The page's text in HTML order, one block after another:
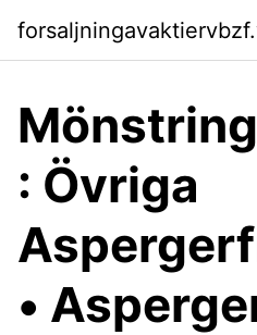
: Övriga
•